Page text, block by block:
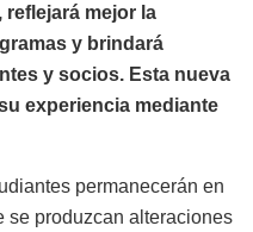
mejor la
y brindará
y socios. Esta nueva
experiencia mediante
permanecerán en
se produzcan alteraciones